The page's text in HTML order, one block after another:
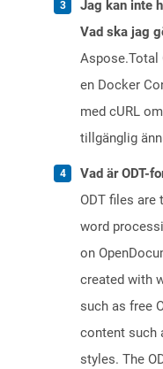
Jag kan inte
Vad ska jag
Aspose.Total
en Docker
med cURL
tillgänglig
Vad är ODT-
ODT files are
word
on
created with
such as free
content such
styles. The